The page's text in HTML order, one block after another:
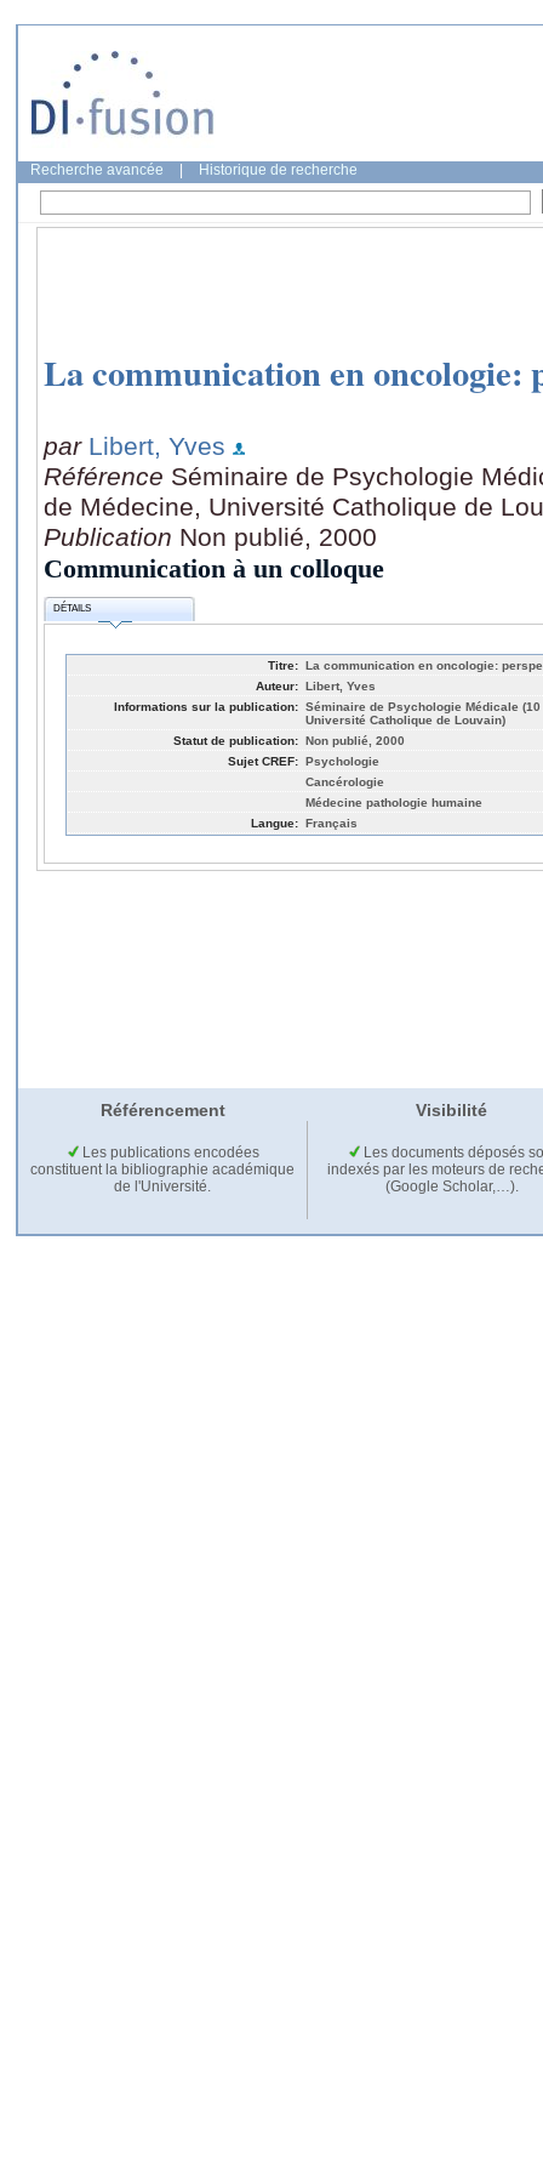
Recherche avancée Historique de recherche
La communication en oncologie:
par Libert, Yves
Référence Séminaire de Psychologie
de Médecine, Université Catholique de
Publication Non publié, 2000
Communication à un colloque
DÉTAILS
Titre: La communication en oncologie:
Auteur: Libert, Yves
Informations sur la publication: Séminaire de Psychologie Médicale
Université Catholique de Louvain)
Statut de publication: Non publié, 2000
Sujet CREF: Psychologie
Cancérologie
Médecine pathologie humaine
Langue: Français
Référencement Visibilité
Les publications encodées
constituent la bibliographie académique
de l'Université.
Les documents déposés
indexés par les moteurs de
(Google Scholar,…).